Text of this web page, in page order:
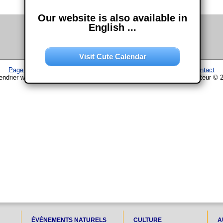
Page d'accueil
Contact
www.chouette-calendrier.com • 17. Décembre 2025 – droit d'auteur ©
ÉVÉNEMENTS NATURELS CULTURE
Our website is also available in
English ...
Visit Cute Calendar